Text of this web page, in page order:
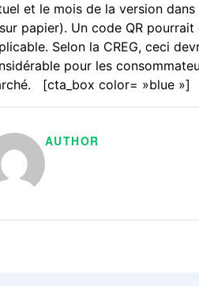
et le mois de la version
papier). Un code QR
Selon la CREG, ceci
pour les
[cta_box color= »blue »]
AUTHOR